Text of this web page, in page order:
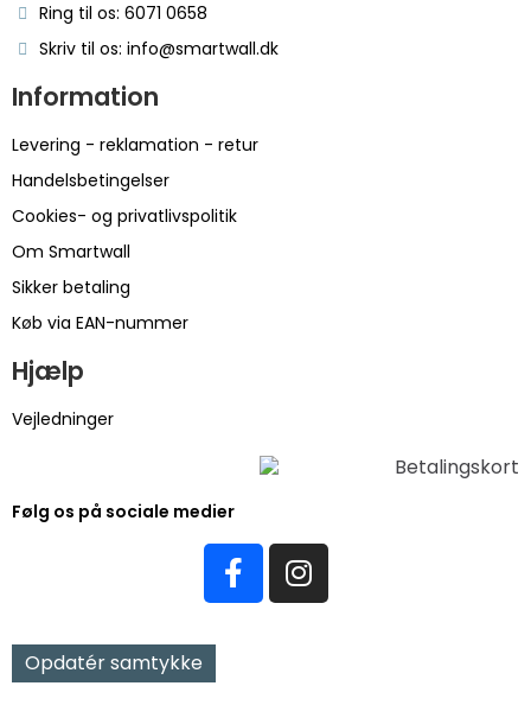
Ring til os: 6071 0658
Skriv til os: info@smartwall.dk
Information
Levering - reklamation - retur
Handelsbetingelser
Cookies- og privatlivspolitik
Om Smartwall
Sikker betaling
Køb via EAN-nummer
Hjælp
Vejledninger
Følg os på sociale medier
Opdatér samtykke